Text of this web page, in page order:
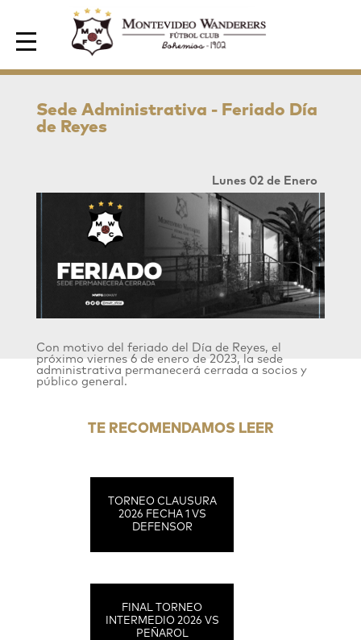
Area de Socios
Sede Administrativa - Feriado Día
de Reyes
Lunes 02 de Enero
Con motivo del feriado del Día de Reyes, el
próximo viernes 6 de enero de 2023, la sede
administrativa permanecerá cerrada a socios y
público general.
TE RECOMENDAMOS LEER
TORNEO CLAUSURA
2026 FECHA 1 VS
DEFENSOR
FINAL TORNEO
INTERMEDIO 2026 VS
PEÑAROL